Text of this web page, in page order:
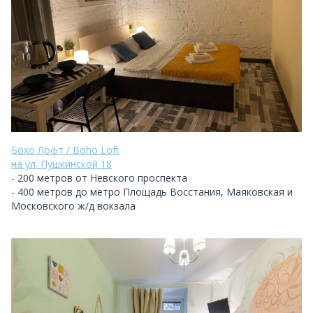
Бохо Лофт / Boho Loft
на ул. Пушкинской 18
- 200 метров от Невского проспекта
- 400 метров до метро Площадь Восстания, Маяковская и
Московского ж/д вокзала